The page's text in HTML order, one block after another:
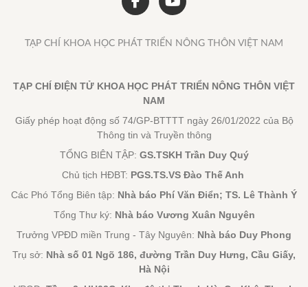
TẠP CHÍ KHOA HỌC PHÁT TRIỂN NÔNG THÔN VIỆT NAM
TẠP CHÍ ĐIỆN TỬ KHOA HỌC PHÁT TRIỂN NÔNG THÔN VIỆT
NAM
Giấy phép hoạt động số 74/GP-BTTTT ngày 26/01/2022 của Bộ
Thông tin và Truyền thông
TỔNG BIÊN TẬP: GS.TSKH Trần Duy Quý
Chủ tịch HĐBT: PGS.TS.VS Đào Thế Anh
Các Phó Tổng Biên tập: Nhà báo Phí Văn Điển; TS. Lê Thành Ý
Tổng Thư ký: Nhà báo Vương Xuân Nguyên
Trưởng VPĐD miền Trung - Tây Nguyên: Nhà báo Duy Phong
Trụ sở: Nhà số 01 Ngõ 186, đường Trần Duy Hưng, Cầu Giấy,
Hà Nội